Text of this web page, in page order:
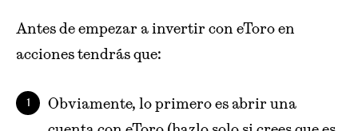
Antes de empezar a invertir con eToro en
acciones tendrás que:
Obviamente, lo primero es abrir una